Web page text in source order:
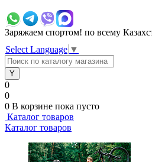
Заряжаем спортом! по всему
Select Language ▼
0
0
0 В корзине пока пусто
Каталог товаров
Каталог товаров